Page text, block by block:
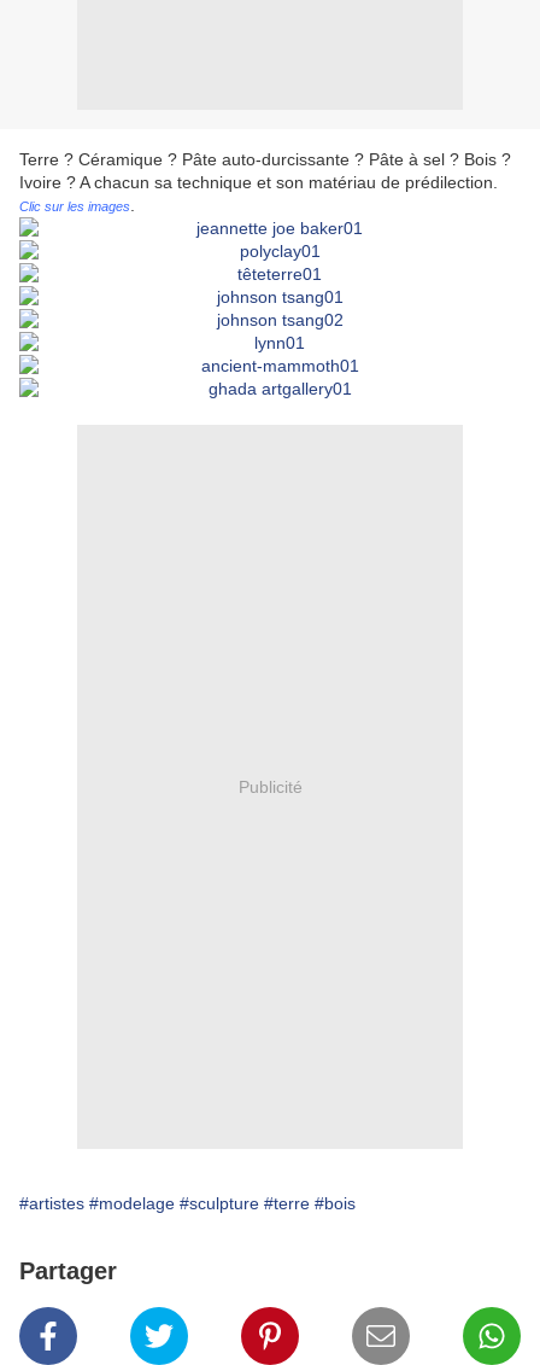
Terre ? Céramique ? Pâte auto-durcissante ? Pâte à sel ? Bois ?
Ivoire ? A chacun sa technique et son matériau de prédilection.
Clic sur les images
Publicité
#artistes #modelage #sculpture #terre #bois
Partager